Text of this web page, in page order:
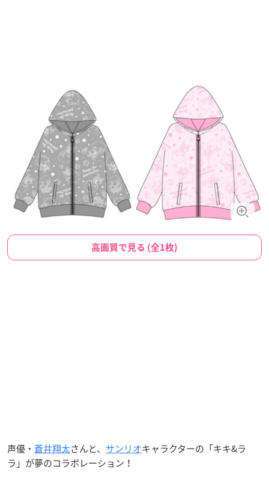
高画質で見る (全1枚)
声優・ 蒼井翔太さんと、 サンリオキャラクターの「キキ&ラ
ラ」が夢のコラボレーション！